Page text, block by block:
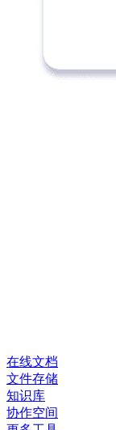
在线文档
文件存储
知识库
协作空间